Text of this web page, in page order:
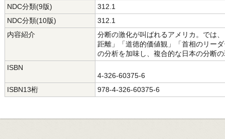
NDC分類(9版)
312.1
NDC分類(10版)
312.1
内容紹介
分断の激化が叫ばれるアメリカ。では
距離」「道徳的価値観」「首相のリー
の分析を加味し、複合的な日本の分断
ISBN
4-326-60375-6
ISBN13桁
978-4-326-60375-6